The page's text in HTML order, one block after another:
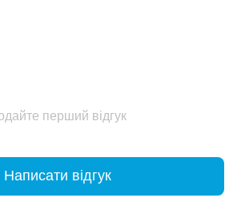
перший відгук
Написати відгук